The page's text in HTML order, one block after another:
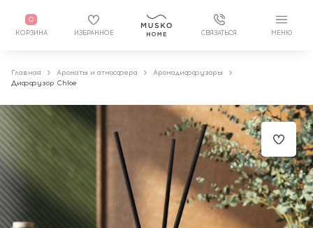
0
КОРЗИНА ИЗБРАННОЕ СВЯЗАТЬСЯ МЕНЮ
Главная Ароматы и атмосфера
Аромадиффузоры
Диффузор Chloe